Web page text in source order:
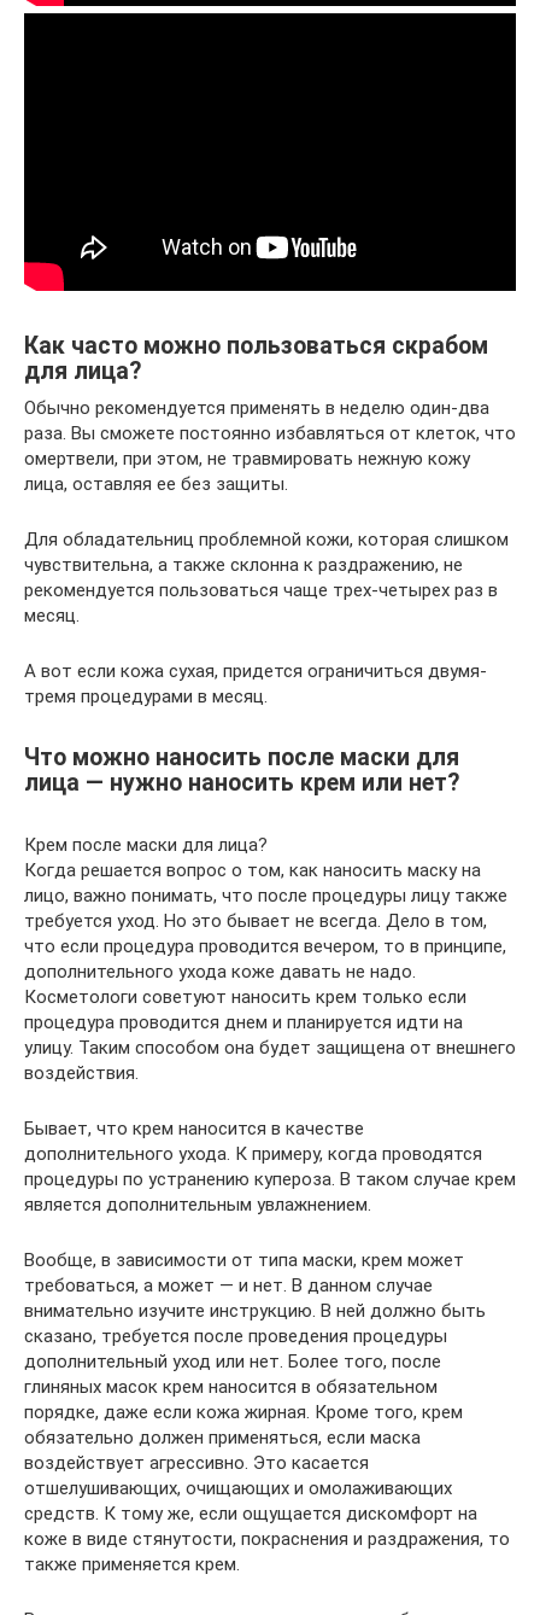
Как часто можно пользоваться скрабом
для лица?
Обычно рекомендуется применять в неделю один-два
раза. Вы сможете постоянно избавляться от клеток, что
омертвели, при этом, не травмировать нежную кожу
лица, оставляя ее без защиты.
Для обладательниц проблемной кожи, которая слишком
чувствительна, а также склонна к раздражению, не
рекомендуется пользоваться чаще трех-четырех раз в
месяц.
А вот если кожа сухая, придется ограничиться двумя-
тремя процедурами в месяц.
Что можно наносить после маски для
лица — нужно наносить крем или нет?
Крем после маски для лица?
Когда решается вопрос о том, как наносить маску на
лицо, важно понимать, что после процедуры лицу также
требуется уход. Но это бывает не всегда. Дело в том,
что если процедура проводится вечером, то в принципе,
дополнительного ухода коже давать не надо.
Косметологи советуют наносить крем только если
процедура проводится днем и планируется идти на
улицу. Таким способом она будет защищена от внешнего
воздействия.
Бывает, что крем наносится в качестве
дополнительного ухода. К примеру, когда проводятся
процедуры по устранению купероза. В таком случае крем
является дополнительным увлажнением.
Вообще, в зависимости от типа маски, крем может
требоваться, а может — и нет. В данном случае
внимательно изучите инструкцию. В ней должно быть
сказано, требуется после проведения процедуры
дополнительный уход или нет. Более того, после
глиняных масок крем наносится в обязательном
порядке, даже если кожа жирная. Кроме того, крем
обязательно должен применяться, если маска
воздействует агрессивно. Это касается
отшелушивающих, очищающих и омолаживающих
средств. К тому же, если ощущается дискомфорт на
коже в виде стянутости, покраснения и раздражения, то
также применяется крем.